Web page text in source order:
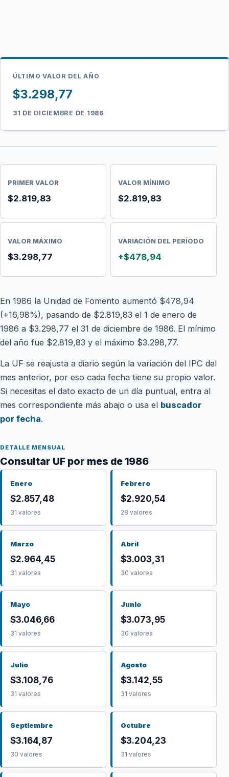
ÚLTIMO VALOR DEL AÑO
$3.298,77
31 DE DICIEMBRE DE 1986
PRIMER VALOR
$2.819,83
VALOR MÍNIMO
$2.819,83
VALOR MÁXIMO
$3.298,77
VARIACIÓN DEL PERÍODO
+$478,94
En 1986 la Unidad de Fomento aumentó $478,94
(+16,98%), pasando de $2.819,83 el 1 de enero de
1986 a $3.298,77 el 31 de diciembre de 1986. El mínimo
del año fue $2.819,83 y el máximo $3.298,77.
La UF se reajusta a diario según la variación del IPC del
mes anterior, por eso cada fecha tiene su propio valor.
Si necesitas el dato exacto de un día puntual, entra al
mes correspondiente más abajo o usa el buscador
por fecha.
DETALLE MENSUAL
Consultar UF por mes de 1986
Enero
$2.857,48
31 valores
Febrero
$2.920,54
28 valores
Marzo
$2.964,45
31 valores
Abril
$3.003,31
30 valores
Mayo
$3.046,66
31 valores
Junio
$3.073,95
30 valores
Julio
$3.108,76
31 valores
Agosto
$3.142,55
31 valores
Septiembre
$3.164,87
30 valores
Octubre
$3.204,23
31 valores